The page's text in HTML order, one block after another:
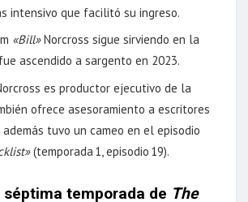
intensivo que facilitó su ingreso.
«Bill»Norcross sigue sirviendo en la
ascendido a sargento en 2023.
es productor ejecutivo de la
ofrece asesoramiento a escritores
tuvo un cameo en el episodio
(temporada 1, episodio 19).
temporada de The